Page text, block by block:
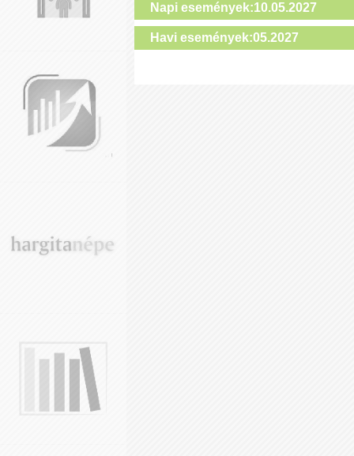
Napi események:10.05.2027
Havi események:05.2027